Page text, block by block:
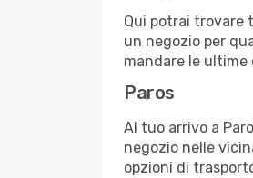
Qui potrai trovare
un negozio per
mandare le
Paros
Al tuo arrivo a
negozio nelle
opzioni di